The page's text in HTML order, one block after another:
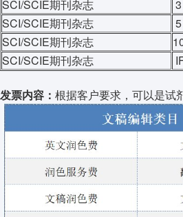
SCI/SCIE期刊杂志
SCI/SCIE期刊杂志
SCI/SCIE期刊杂志
SCI/SCIE期刊杂志
发票内容： 根据客户要求，可以是试